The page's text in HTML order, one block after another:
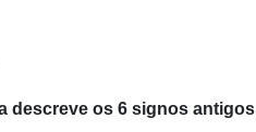
descreve os 6 signos